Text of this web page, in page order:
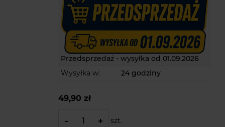
Przedsprzedaż - wysyłka od 01.09.2026
Wysyłka w:
24 godziny
49,90 zł
- + szt.